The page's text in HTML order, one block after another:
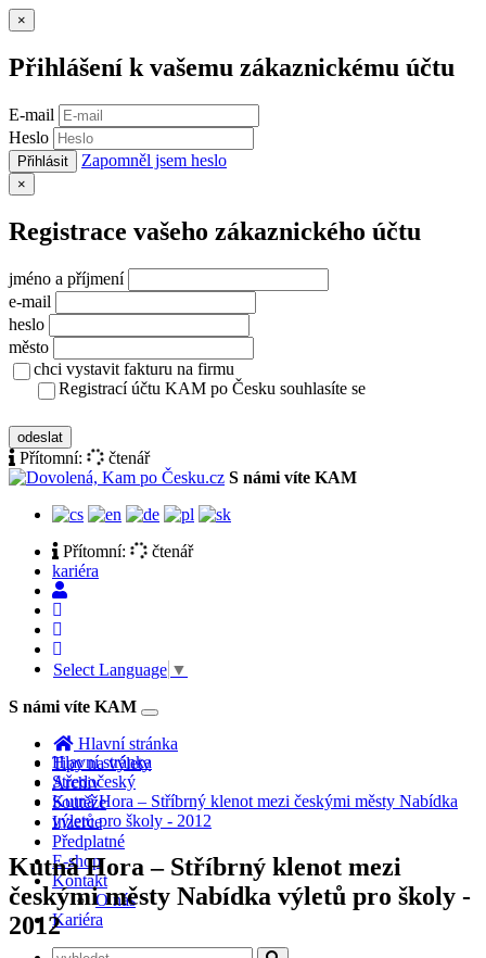
×
Přihlášení k vašemu zákaznickému účtu
E-mail
Heslo
Přihlásit Zapomněl jsem heslo
×
Registrace vašeho zákaznického účtu
jméno a příjmení
e-mail
heslo
město
chci vystavit fakturu na firmu
Registrací účtu KAM po Česku souhlasíte se
odeslat
Přítomní:
čtenář
S námi víte KAM
Přítomní:
čtenář
kariéra
Select Language ▼
S námi víte KAM
Toggle
navigation
Hlavní stránka
Tipy na výlety
Archiv
Soutěže
Inzerce
Předplatné
E-shop
Kontakt
O nás
Kariéra
Hlavní stránka
Středočeský
Kutná Hora – Stříbrný klenot mezi českými městy Nabídka
výletů pro školy - 2012
Kutná Hora – Stříbrný klenot mezi
českými městy Nabídka výletů pro školy -
2012